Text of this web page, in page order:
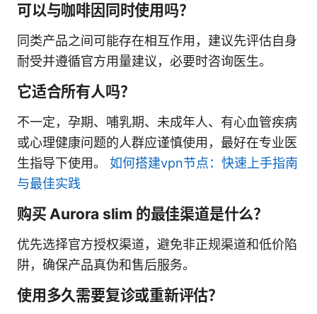
可以与咖啡因同时使用吗？
同类产品之间可能存在相互作用，建议先评估自身
耐受并遵循官方用量建议，必要时咨询医生。
它适合所有人吗？
不一定，孕期、哺乳期、未成年人、有心血管疾病
或心理健康问题的人群应谨慎使用，最好在专业医
生指导下使用。 如何搭建vpn节点：快速上手指南
与最佳实践
购买 Aurora slim 的最佳渠道是什么？
优先选择官方授权渠道，避免非正规渠道和低价陷
阱，确保产品真伪和售后服务。
使用多久需要复诊或重新评估？